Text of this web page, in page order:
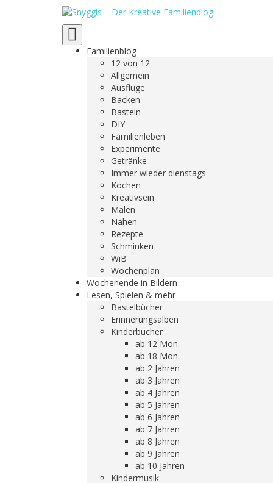
Toggle
navigation
Familienblog
12 von 12
Allgemein
Ausflüge
Backen
Basteln
DIY
Familienleben
Experimente
Getränke
Immer wieder dienstags
Kochen
Kreativsein
Malen
Nähen
Rezepte
Schminken
WiB
Wochenplan
Wochenende in Bildern
Lesen, Spielen & mehr
Bastelbücher
Erinnerungsalben
Kinderbücher
ab 12 Mon.
ab 18 Mon.
ab 2 Jahren
ab 3 Jahren
ab 4 Jahren
ab 5 Jahren
ab 6 Jahren
ab 7 Jahren
ab 8 Jahren
ab 9 Jahren
ab 10 Jahren
Kindermusik